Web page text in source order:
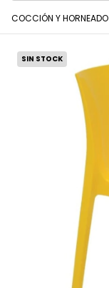
COCCIÓN Y HORNEADO
SIN STOCK